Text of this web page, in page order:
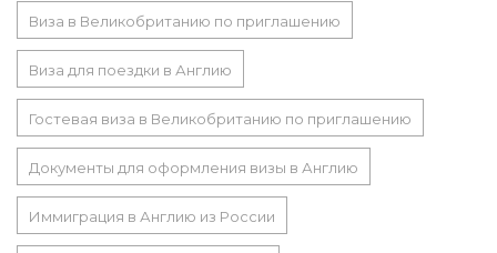
Виза в Великобританию по приглашению
Виза для поездки в Англию
Гостевая виза в Великобританию по приглашению
Документы для оформления визы в Англию
Иммиграция в Англию из России